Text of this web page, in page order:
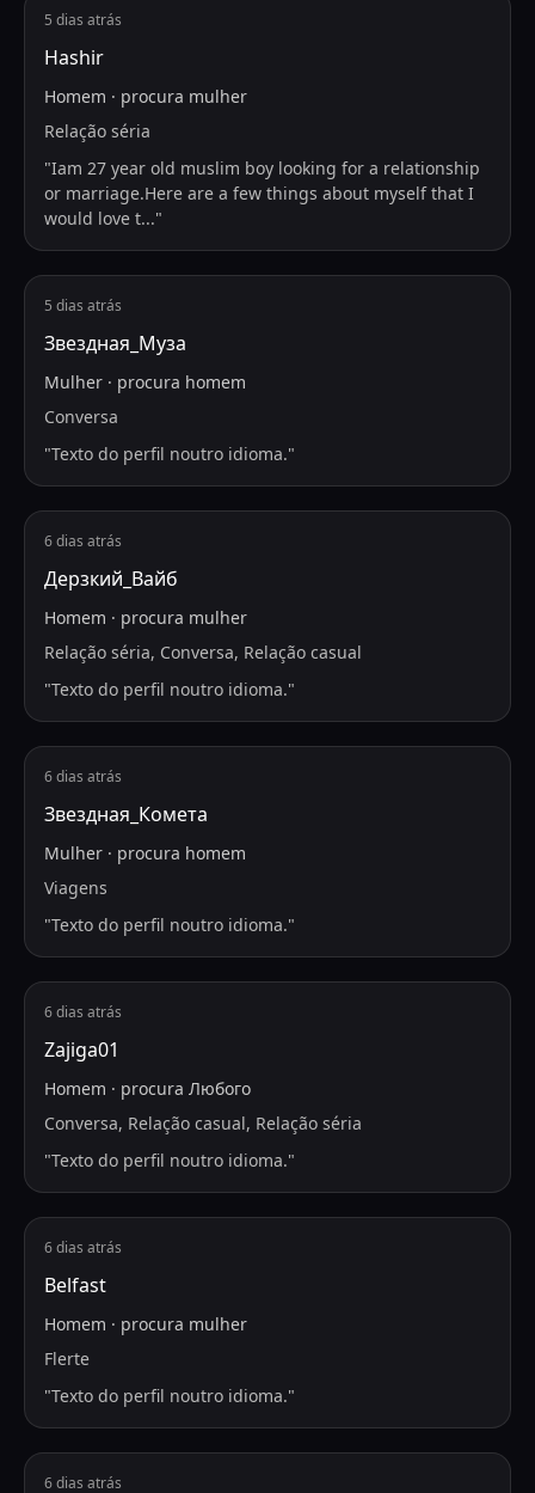
5 dias atrás
Hashir
Homem · procura mulher
Relação séria
"Iam 27 year old muslim boy looking for a relationship
or marriage.Here are a few things about myself that I
would love t..."
5 dias atrás
Звездная_Муза
Mulher · procura homem
Conversa
"Texto do perfil noutro idioma."
6 dias atrás
Дерзкий_Вайб
Homem · procura mulher
Relação séria, Conversa, Relação casual
"Texto do perfil noutro idioma."
6 dias atrás
Звездная_Комета
Mulher · procura homem
Viagens
"Texto do perfil noutro idioma."
6 dias atrás
Zajiga01
Homem · procura Любого
Conversa, Relação casual, Relação séria
"Texto do perfil noutro idioma."
6 dias atrás
Belfast
Homem · procura mulher
Flerte
"Texto do perfil noutro idioma."
6 dias atrás